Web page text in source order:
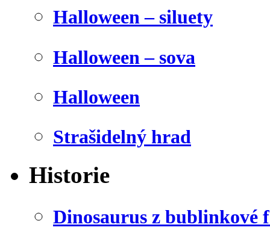
Halloween – siluety
Halloween – sova
Halloween
Strašidelný hrad
Historie
Dinosaurus z bublinkové